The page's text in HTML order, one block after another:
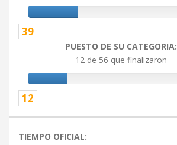
39
PUESTO DE SU CATEGORIA:
12 de 56 que finalizaron
12
TIEMPO OFICIAL: